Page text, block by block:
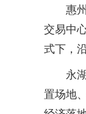
惠州
交易中
式下，
永湖
置场地